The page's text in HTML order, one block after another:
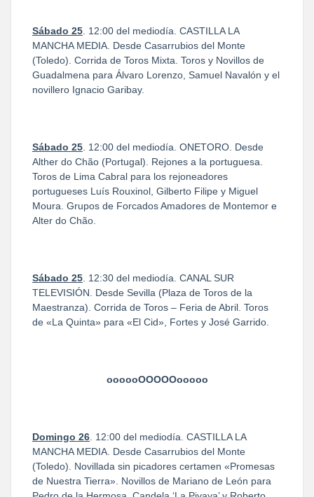
Sábado 25 . 12:00 del mediodía. CASTILLA LA
MANCHA MEDIA. Desde Casarrubios del Monte
(Toledo). Corrida de Toros Mixta. Toros y Novillos de
Guadalmena para Álvaro Lorenzo, Samuel Navalón y el
novillero Ignacio Garibay.
Sábado 25 . 12:00 del mediodía. ONETORO. Desde
Alther do Chão (Portugal). Rejones a la portuguesa.
Toros de Lima Cabral para los rejoneadores
portugueses Luís Rouxinol, Gilberto Filipe y Miguel
Moura. Grupos de Forcados Amadores de Montemor e
Alter do Chão.
Sábado 25 . 12:30 del mediodía. CANAL SUR
TELEVISIÓN. Desde Sevilla (Plaza de Toros de la
Maestranza). Corrida de Toros – Feria de Abril. Toros
de «La Quinta» para «El Cid», Fortes y José Garrido.
oooooOOOOOooooo
Domingo 26 . 12:00 del mediodía. CASTILLA LA
MANCHA MEDIA. Desde Casarrubios del Monte
(Toledo). Novillada sin picadores certamen «Promesas
de Nuestra Tierra». Novillos de Mariano de León para